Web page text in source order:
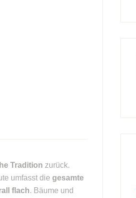
Tradition zurück.
umfasst die gesamte
flach. Bäume und